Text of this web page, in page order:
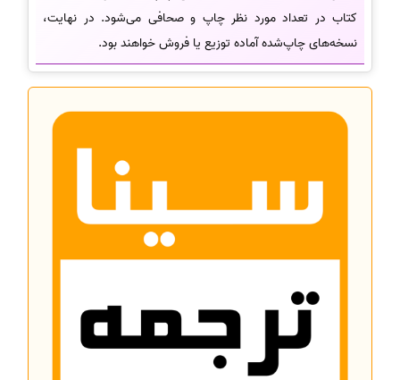
کتاب در تعداد مورد نظر چاپ و صحافی می‌شود. در نهایت،
نسخه‌های چاپ‌شده آماده توزیع یا فروش خواهند بود.